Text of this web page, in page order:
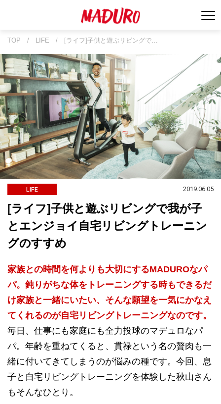
TOP / LIFE / [ライフ]子供と遊ぶリビングで…
LIFE 2019.06.05
[ライフ]子供と遊ぶリビングで我が子
とエンジョイ自宅リビングトレーニン
グのすすめ
家族との時間を何よりも大切にするMADUROなパ
パ。鈍りがちな体をトレーニングする時もできるだ
け家族と一緒にいたい、そんな願望を一気にかなえ
てくれるのが自宅リビングトレーニングなのです。
毎日、仕事にも家庭にも全力投球のマデュロなパ
パ。年齢を重ねてくると、貫禄という名の贅肉も一
緒に付いてきてしまうのが悩みの種です。今回、息
子と自宅リビングトレーニングを体験した秋山さん
もそんなひとり。